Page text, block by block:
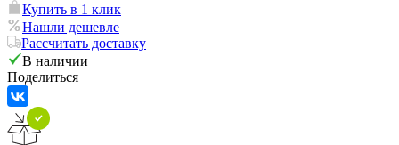
Купить в 1 клик
Нашли дешевле
Рассчитать доставку
В наличии
Поделиться